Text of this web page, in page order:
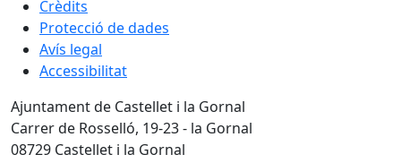
Crèdits
Protecció de dades
Avís legal
Accessibilitat
Ajuntament de Castellet i la Gornal
Carrer de Rosselló, 19-23 - la Gornal
08729 Castellet i la Gornal